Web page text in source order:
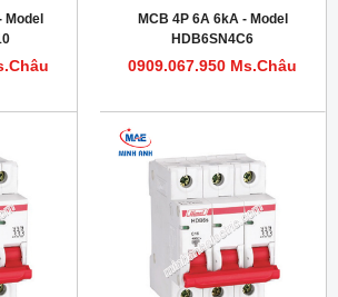
Model
MCB 4P 6A 6kA - Model
HDB6SN4C6
0909.067.950 Ms.Châu